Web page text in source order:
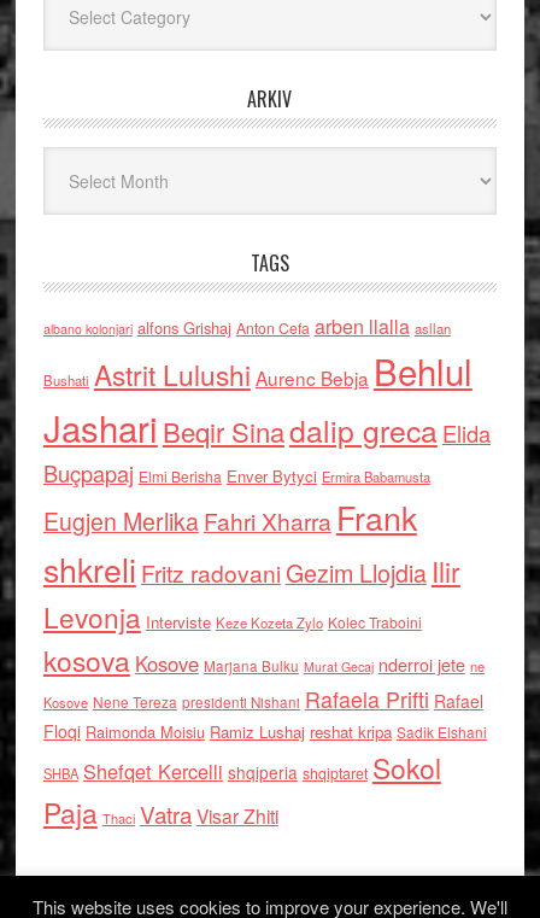
ARKIV
TAGS
albano kolonjari alfons Grishaj Anton Cefa arben llalla asllan
Bushati Astrit Lulushi Aurenc Bebja Behlul
Jashari Beqir Sinadalip grecaElida
Buçpapaj Elmi Berisha Enver Bytyci Ermira Babamusta
Eugjen MerlikaFahri Xharra Frank
shkreli Fritz radovaniGezim Llojdia Ilir
Levonja Interviste Keze Kozeta Zylo Kolec Traboini
kosova Kosove Marjana Bulku Murat Gecaj nderroi jete ne
Kosove Nene Tereza presidenti Nishani Rafaela Prifti Rafael
Floqi Raimonda Moisiu Ramiz Lushaj reshat kripa Sadik Elshani
SHBA Shefqet Kercelli shqiperia shqiptaret Sokol
Paja Thaci VatraVisar Zhiti
This website uses cookies to improve your experience. We'll